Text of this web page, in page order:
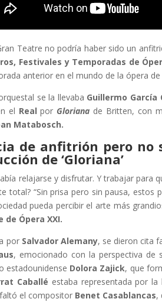
Teatre no podría haber sido un
Festivales y Temporadas de
anterior en el mundo de la ópera de
se la llevaba Guillermo García
el Realpor Gloriana de Britten, con
Matabosch.
de anfitrión pero
de ‘Gloriana’
relajarse y disfrutar. Y trabajar para
total? “Sin prisa pero sin pausa,
pueda percibir el arte más
de Ópera XXI.
por Salvador Alemany, se dieron cita
, emocionado con la perspectiva de
estadounidense Dolora Zajick, que
Caballé estaba representada por
el compositor Benet Casablancas,